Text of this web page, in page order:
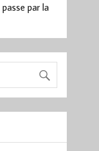
passe par la